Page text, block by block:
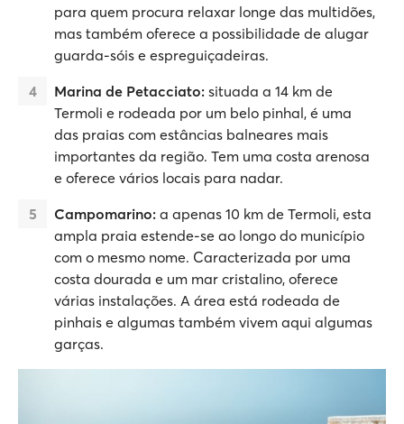
para quem procura relaxar longe das multidões,
mas também oferece a possibilidade de alugar
guarda-sóis e espreguiçadeiras.
Marina de Petacciato: situada a 14 km de
Termoli e rodeada por um belo pinhal, é uma
das praias com estâncias balneares mais
importantes da região. Tem uma costa arenosa
e oferece vários locais para nadar.
Campomarino: a apenas 10 km de Termoli, esta
ampla praia estende-se ao longo do município
com o mesmo nome. Caracterizada por uma
costa dourada e um mar cristalino, oferece
várias instalações. A área está rodeada de
pinhais e algumas também vivem aqui algumas
garças.